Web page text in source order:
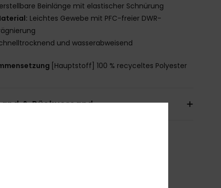
Beinlänge mit elastischer Schnürung
Leichtes Gewebe mit PFC-freier DWR-
und wasserabweisend
[Hauptstoff] 100 % recyceltes Polyester
& Rückversand